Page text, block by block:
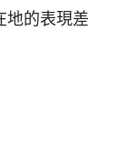
地的表現差